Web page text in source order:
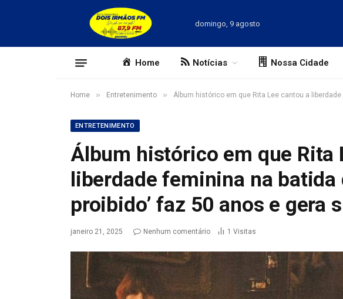
domingo, 9 agosto
Home Notícias Nossa Cidade
Home » Entretenimento » Álbum histórico em que Rita Lee cantou a
ENTRETENIMENTO
Álbum histórico em que Rita
liberdade feminina na batida
proibido’ faz 50 anos e gera
janeiro 21, 2025 Nenhum comentário 1 Visitas